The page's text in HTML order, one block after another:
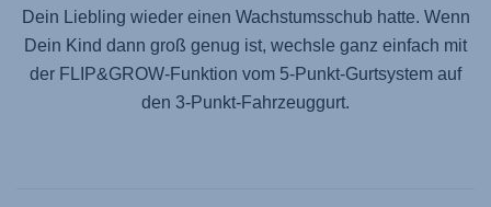
Dein Liebling wieder einen Wachstumsschub hatte. Wenn
Dein Kind dann groß genug ist, wechsle ganz einfach mit
der FLIP&GROW-Funktion vom 5-Punkt-Gurtsystem auf
den 3-Punkt-Fahrzeuggurt.